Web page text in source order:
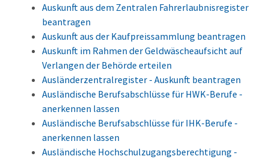
Auskunft aus dem Zentralen Fahrerlaubnisregister
beantragen
Auskunft aus der Kaufpreissammlung beantragen
Auskunft im Rahmen der Geldwäscheaufsicht auf
Verlangen der Behörde erteilen
Ausländerzentralregister - Auskunft beantragen
Ausländische Berufsabschlüsse für HWK-Berufe -
anerkennen lassen
Ausländische Berufsabschlüsse für IHK-Berufe -
anerkennen lassen
Ausländische Hochschulzugangsberechtigung -